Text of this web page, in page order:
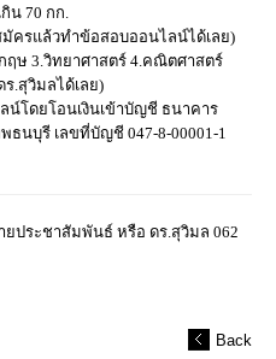
น 70 กก.
ครแล้วทำข้อสอบออนไลน์ได้เลย)
ฤษ 3.วิทยาศาสตร์ 4.คณิตศาสตร์
.สุวิมลได้เลย)
น์โดยโอนเงินเข้าบัญชี ธนาคาร
ธนบุรี เลขที่บัญชี 047-8-00001-1
ยประชาสัมพันธ์ หรือ ดร.สุวิมล 062
Back